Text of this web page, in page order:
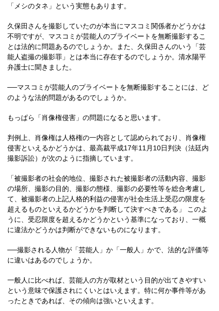
「メシのタネ」という実態もあります。
久保田さんを撮影していたのが本当にマスコミ関係者かどうかは
不明ですが、マスコミが芸能人のプライベートを無断撮影するこ
とは法的に問題あるのでしょうか。また、久保田さんのいう「芸
能人盗撮の撮影罪」とは本当に存在するのでしょうか。清水陽平
弁護士に聞きました。
──マスコミが芸能人のプライベートを無断撮影することには、ど
のような法的問題があるのでしょうか。
もっぱら「肖像権侵害」の問題になると思います。
判例上、肖像権は人格権の一内容として認められており、肖像権
侵害といえるかどうかは、最高裁平成17年11月10日判決（法廷内
撮影訴訟）が次のように指摘しています。
「被撮影者の社会的地位、撮影された被撮影者の活動内容、撮影
の場所、撮影の目的、撮影の態様、撮影の必要性等を総合考慮し
て、被撮影者の上記人格的利益の侵害が社会生活上受忍の限度を
超えるものといえるかどうかを判断して決すべきである」 このよ
うに、受忍限度を超えるかどうかという基準になっており、一概
に違法かどうかは判断ができないものになります。
──撮影される人物が「芸能人」か「一般人」かで、法的な評価等
に違いはあるのでしょうか。
一般人に比べれば、芸能人の方が取材という目的が出てきやすい
という意味で保護されにくいとはいえます。特に何か事件等があ
ったときであれば、その傾向は強いといえます。